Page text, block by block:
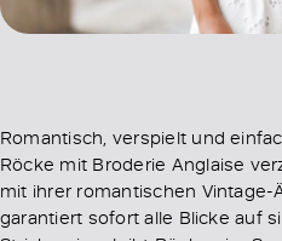
Romantisch, verspielt und
Röcke mit Broderie Anglaise
mit ihrer romantischen
garantiert sofort alle Blicke auf